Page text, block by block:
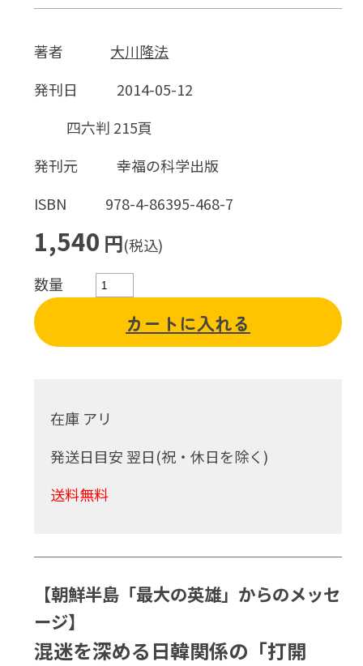
著者
大川隆法
発刊日
2014-05-12
四六判 215頁
発刊元
幸福の科学出版
ISBN
978-4-86395-468-7
1,540 円(税込)
数量
カートに入れる
在庫 アリ
発送日目安 翌日(祝・休日を除く)
送料無料
【朝鮮半島「最大の英雄」からのメッセ
ージ】
混迷を深める日韓関係の「打開